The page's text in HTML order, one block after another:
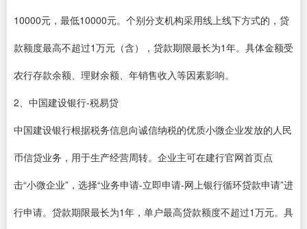
10000元，最低10000元。个别分支机构采用线上线下方式的，贷
款额度最高不超过1万元（含），贷款期限最长为1年。具体金额受
农行存款余额、理财余额、年销售收入等因素影响。
2、中国建设银行-税易贷
中国建设银行根据税务信息向诚信纳税的优质小微企业发放的人民
币信贷业务，用于生产经营周转。企业主可在建行官网首页点
击“小微企业”，选择“业务申请-立即申请-网上银行循环贷款申请”进
行申请。贷款期限最长为1年，单户最高贷款额度不超过1万元。具